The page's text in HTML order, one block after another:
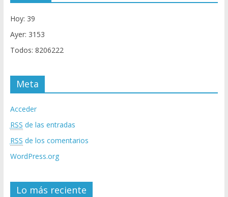
Hoy: 39
Ayer: 3153
Todos: 8206222
Meta
Acceder
RSS de las entradas
RSS de los comentarios
WordPress.org
Lo más reciente